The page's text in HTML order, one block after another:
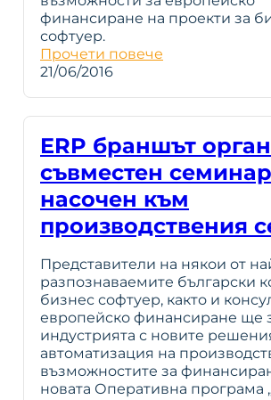
финансиране на проекти за
софтуер.
Прочети повече
21/06/2016
ERP браншът
съвместен
насочен към
производствения
Представители на някои от
разпознаваемите български
бизнес софтуер, както и
европейско финансиране ще
индустрията с новите
автоматизация на
възможностите за
новата Оперативна програма